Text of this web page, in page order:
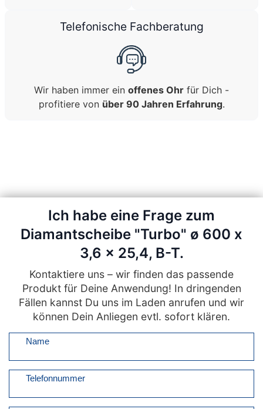
Telefonische Fachberatung
Wir haben immer ein offenes Ohr für Dich -
profitiere von über 90 Jahren Erfahrung.
Ich habe eine Frage zum
Diamantscheibe "Turbo" ø 600 x
3,6 x 25,4, B-T.
Kontaktiere uns – wir finden das passende
Produkt für Deine Anwendung! In dringenden
Fällen kannst Du uns im Laden anrufen und wir
können Dein Anliegen evtl. sofort klären.
Name
Telefonnummer